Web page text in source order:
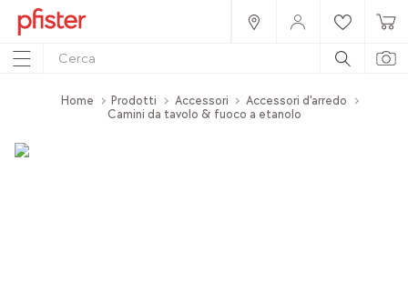
Home Prodotti Accessori
Accessori d'arredo
Camini da tavolo & fuoco a etanolo